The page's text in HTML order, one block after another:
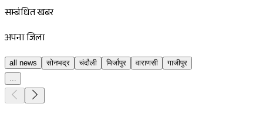
सम्बंधित खबर
अपना जिला
all news सोनभद्र चंदौली मिर्जापुर वाराणसी
गाजीपुर
...